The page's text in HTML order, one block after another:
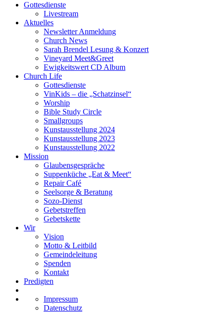
Gottesdienste
Livestream
Aktuelles
Newsletter Anmeldung
Church News
Sarah Brendel Lesung & Konzert
Vineyard Meet&Greet
Ewigkeitswert CD Album
Church Life
Gottesdienste
VinKids – die „Schatzinsel“
Worship
Bible Study Circle
Smallgroups
Kunstausstellung 2024
Kunstausstellung 2023
Kunstausstellung 2022
Mission
Glaubensgespräche
Suppenküche „Eat & Meet“
Repair Café
Seelsorge & Beratung
Sozo-Dienst
Gebetstreffen
Gebetskette
Wir
Vision
Motto & Leitbild
Gemeindeleitung
Spenden
Kontakt
Predigten
Impressum
Datenschutz